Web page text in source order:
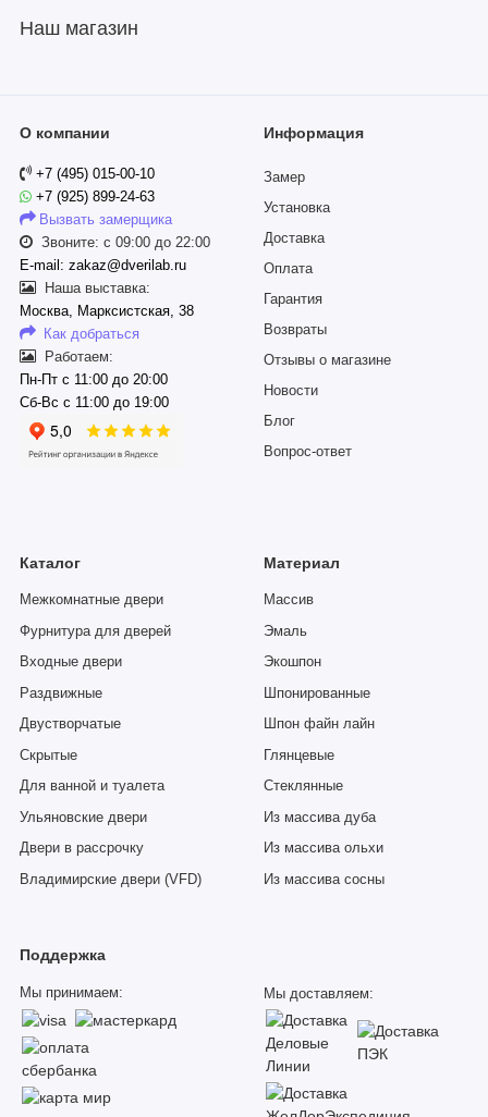
Наш магазин
О компании
+7 (495) 015-00-10
+7 (925) 899-24-63
Вызвать замерщика
Звоните: с 09:00 до 22:00
E-mail: zakaz@dverilab.ru
Наша выставка:
Москва, Марксистская, 38
Как добраться
Работаем:
Пн-Пт с 11:00 до 20:00
Сб-Вс с 11:00 до 19:00
Информация
Замер
Установка
Доставка
Оплата
Гарантия
Возвраты
Отзывы о магазине
Новости
Блог
Вопрос-ответ
Каталог
Межкомнатные двери
Фурнитура для дверей
Входные двери
Раздвижные
Двустворчатые
Скрытые
Для ванной и туалета
Ульяновские двери
Двери в рассрочку
Владимирские двери (VFD)
Материал
Массив
Эмаль
Экошпон
Шпонированные
Шпон файн лайн
Глянцевые
Стеклянные
Из массива дуба
Из массива ольхи
Из массива сосны
Поддержка
Мы принимаем: Мы доставляем: